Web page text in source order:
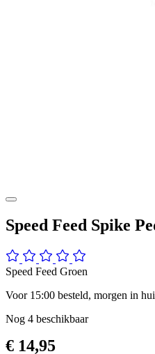
Speed Feed Spike
Speed Feed Groen
Voor 15:00 besteld, morgen in
Nog 4 beschikbaar
€ 14,95